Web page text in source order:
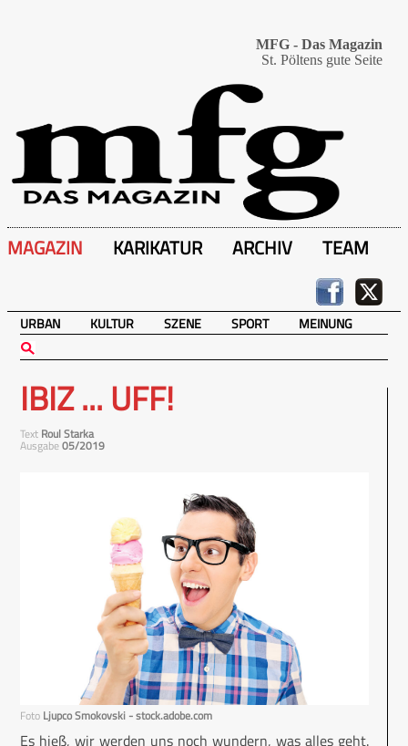
MFG - Das Magazin
St. Pöltens gute Seite
MAGAZIN KARIKATUR ARCHIV TEAM
URBAN KULTUR SZENE SPORT MEINUNG
IBIZ ... UFF!
Text Roul Starka
Ausgabe05/2019
Foto Ljupco Smokovski - stock.adobe.com
Es hieß, wir werden uns noch wundern, was alles geht.